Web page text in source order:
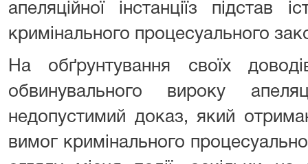
апеляційної інстанціїз підстав
кримінального процесуального
На обґрунтування своїх
обвинувального вироку
недопустимий доказ, який
вимог кримінального